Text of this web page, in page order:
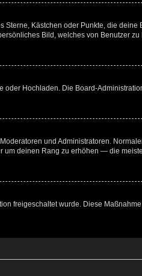
Sterne, Kästchen oder Punkte, die deine
Bild, welches von Benutzer zu
oder Hochladen. Die Board-
und Administratoren.
um deinen Rang zu erhöhen — die
freigeschaltet wurde. Diese